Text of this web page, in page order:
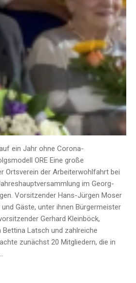
ein Jahr ohne Corona-
ORE Eine große
Ortsverein der Arbeiterwohlfahrt bei
im Georg-
Vorsitzender Hans-Jürgen Moser
Gäste, unter ihnen Bürgermeister
Gerhard Kleinböck,
Latsch und zahlreiche
zunächst 20 Mitgliedern, die in